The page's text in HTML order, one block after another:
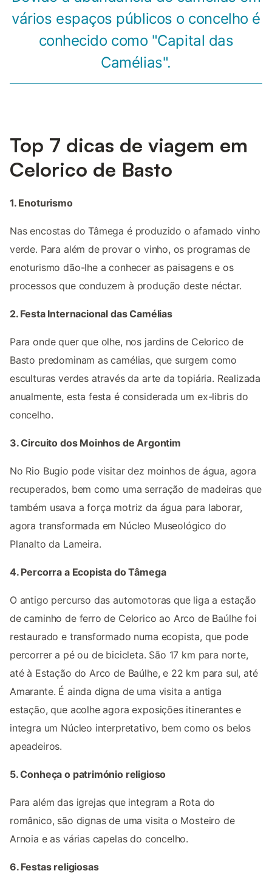
vários espaços públicos o concelho é
conhecido como "Capital das
Camélias".
Top 7 dicas de viagem em
Celorico de Basto
1. Enoturismo
Nas encostas do Tâmega é produzido o afamado vinho
verde. Para além de provar o vinho, os programas de
enoturismo dão-lhe a conhecer as paisagens e os
processos que conduzem à produção deste néctar.
2. Festa Internacional das Camélias
Para onde quer que olhe, nos jardins de Celorico de
Basto predominam as camélias, que surgem como
esculturas verdes através da arte da topiária. Realizada
anualmente, esta festa é considerada um ex-libris do
concelho.
3. Circuito dos Moinhos de Argontim
No Rio Bugio pode visitar dez moinhos de água, agora
recuperados, bem como uma serração de madeiras que
também usava a força motriz da água para laborar,
agora transformada em Núcleo Museológico do
Planalto da Lameira.
4. Percorra a Ecopista do Tâmega
O antigo percurso das automotoras que liga a estação
de caminho de ferro de Celorico ao Arco de Baúlhe foi
restaurado e transformado numa ecopista, que pode
percorrer a pé ou de bicicleta. São 17 km para norte,
até à Estação do Arco de Baúlhe, e 22 km para sul, até
Amarante. É ainda digna de uma visita a antiga
estação, que acolhe agora exposições itinerantes e
integra um Núcleo interpretativo, bem como os belos
apeadeiros.
5. Conheça o património religioso
Para além das igrejas que integram a Rota do
românico, são dignas de uma visita o Mosteiro de
Arnoia e as várias capelas do concelho.
6. Festas religiosas